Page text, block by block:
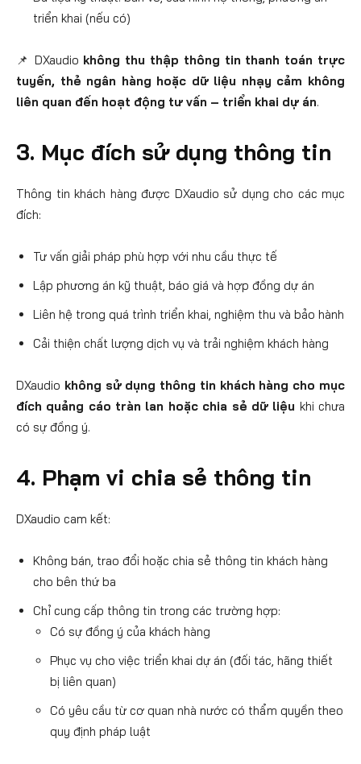
triển khai (nếu có)
📌 DXaudio không thu thập thông tin thanh toán trực
tuyến, thẻ ngân hàng hoặc dữ liệu nhạy cảm không
liên quan đến hoạt động tư vấn – triển khai dự án.
3. Mục đích sử dụng thông tin
Thông tin khách hàng được DXaudio sử dụng cho các mục
đích:
Tư vấn giải pháp phù hợp với nhu cầu thực tế
Lập phương án kỹ thuật, báo giá và hợp đồng dự án
Liên hệ trong quá trình triển khai, nghiệm thu và bảo hành
Cải thiện chất lượng dịch vụ và trải nghiệm khách hàng
DXaudio không sử dụng thông tin khách hàng cho mục
đích quảng cáo tràn lan hoặc chia sẻ dữ liệu khi chưa
có sự đồng ý.
4. Phạm vi chia sẻ thông tin
DXaudio cam kết:
Không bán, trao đổi hoặc chia sẻ thông tin khách hàng
cho bên thứ ba
Chỉ cung cấp thông tin trong các trường hợp:
Có sự đồng ý của khách hàng
Phục vụ cho việc triển khai dự án (đối tác, hãng thiết
bị liên quan)
Có yêu cầu từ cơ quan nhà nước có thẩm quyền theo
quy định pháp luật